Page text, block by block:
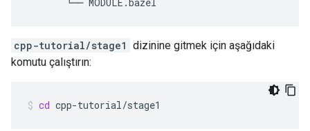
cpp-tutorial/stage1 dizinine gitmek için aşağıdaki
komutu çalıştırın:
cd cpp-tutorial/stage1